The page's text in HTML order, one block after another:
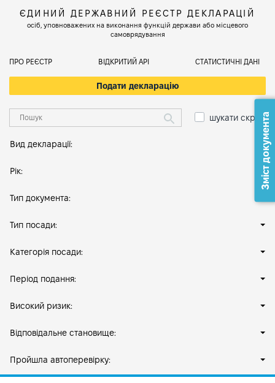
ЄДИНИЙ ДЕРЖАВНИЙ РЕЄСТР ДЕКЛАРАЦІЙ
осіб, уповноважених на виконання функцій держави або місцевого
самоврядування
ПРО РЕЄСТР ВІДКРИТИЙ АРІ СТАТИСТИЧНІ ДАНІ
Подати декларацію
шукати скрізь
Вид декларації:
Рік:
Тип документа:
Тип посади:
Категорія посади:
Період подання:
Високий ризик:
Відповідальне становище:
Пройшла автоперевірку:
Зміст документа